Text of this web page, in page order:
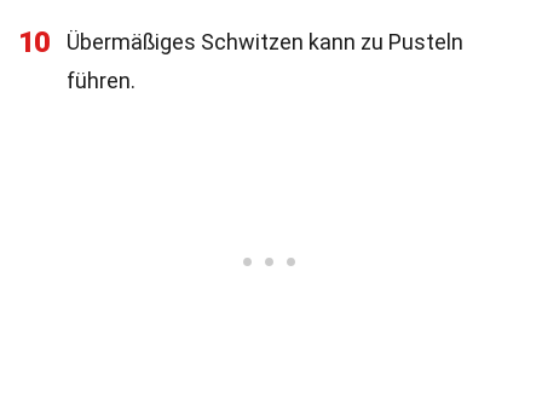
10
Übermäßiges Schwitzen kann zu Pusteln
führen.